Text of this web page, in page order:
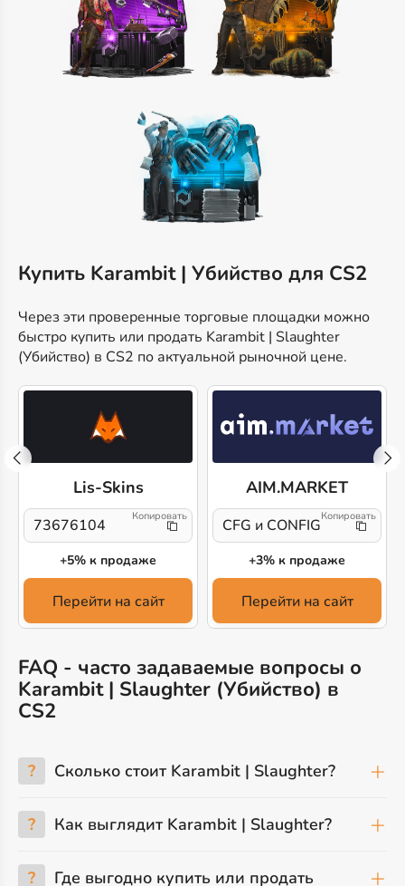
Купить Karambit | Убийство для CS2
Через эти проверенные торговые площадки можно
быстро купить или продать Karambit | Slaughter
(Убийство) в CS2 по актуальной рыночной цене.
Lis-Skins
73676104
+5% к продаже
Перейти на сайт
AIM.MARKET
CFG и CONFIG
+3% к продаже
Перейти на сайт
FAQ - часто задаваемые вопросы о
Karambit | Slaughter (Убийство) в
CS2
? Сколько стоит Karambit | Slaughter?
? Как выглядит Karambit | Slaughter?
? Где выгодно купить или продать